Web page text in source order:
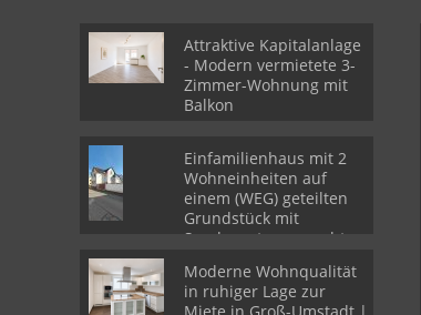
Attraktive Kapitalanlage
- Modern vermietete 3-
Zimmer-Wohnung mit
Balkon
Einfamilienhaus mit 2
Wohneinheiten auf
einem (WEG) geteilten
Grundstück mit
Sondernutzungsrechten
Moderne Wohnqualität
in ruhiger Lage zur